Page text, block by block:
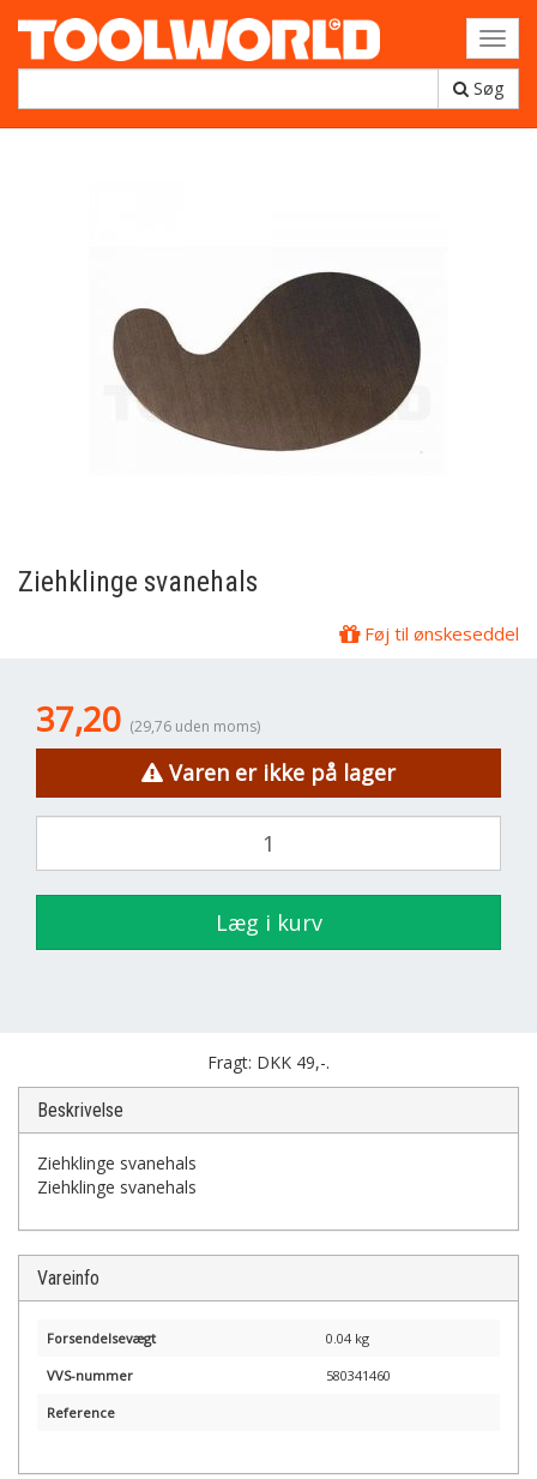
Søg
Ziehklinge svanehals
Føj til ønskeseddel
37,20 (29,76 uden moms)
Varen er ikke på lager
Læg i kurv
Fragt: DKK 49,-.
Beskrivelse
Ziehklinge svanehals
Ziehklinge svanehals
Vareinfo
Forsendelsevægt 0.04 kg
VVS-nummer 580341460
Reference